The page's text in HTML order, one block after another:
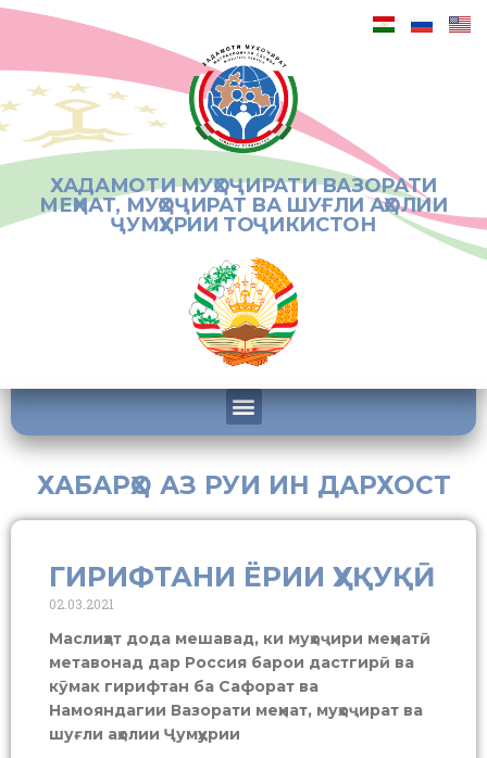
ХАДАМОТИ МУҲОҶИРАТИ ВАЗОРАТИ
МЕҲНАТ, МУҲОҶИРАТ ВА ШУҒЛИ АҲОЛИИ
ҶУМҲУРИИ ТОҶИКИСТОН
ХАБАРҲО АЗ РУИ ИН ДАРХОСТ
ГИРИФТАНИ ЁРИИ ҲУҚУҚӢ
02.03.2021
Маслиҳат дода мешавад, ки муҳоҷири меҳнатӣ
метавонад дар Россия барои дастгирӣ ва
кӯмак гирифтан ба Сафорат ва
Намояндагии Вазорати меҳнат, муҳоҷират ва
шуғли аҳолии Ҷумҳурии